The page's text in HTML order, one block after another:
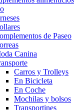
de Paseo
Canina
Carros y Trolleys
En Bicicleta
En Coche
Mochilas y bolsos
Transportines